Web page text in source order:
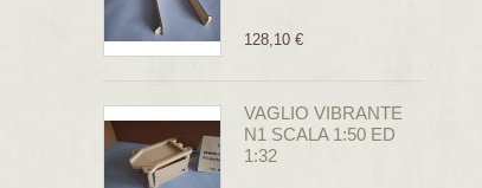
128,10 €
VAGLIO VIBRANTE
N1 SCALA 1:50 ED
1:32